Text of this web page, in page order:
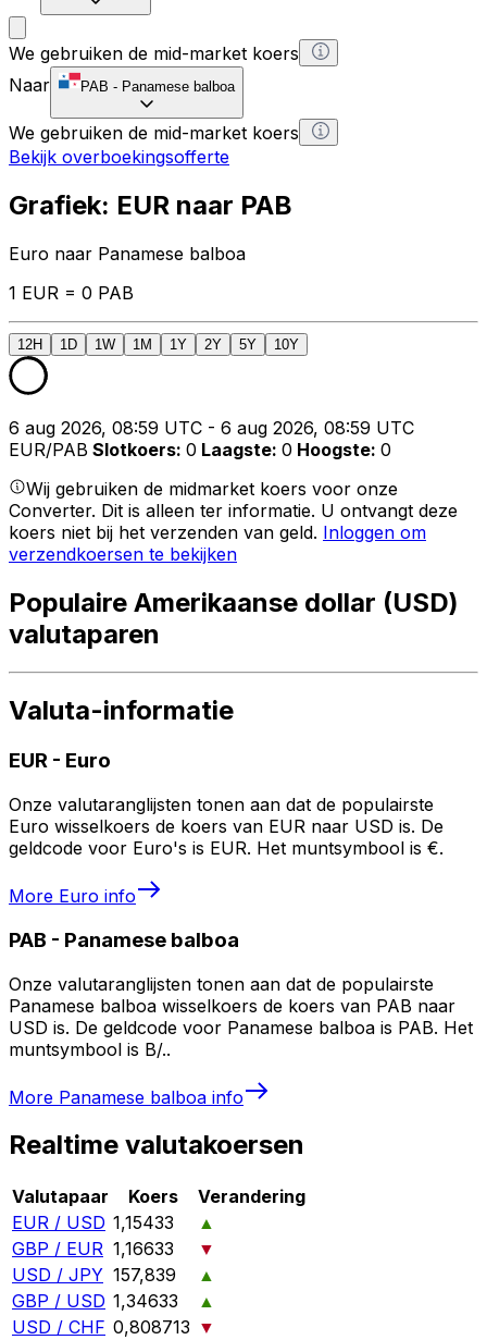
We gebruiken de mid-market koers
Naar
PAB - Panamese balboa
We gebruiken de mid-market koers
Bekijk overboekingsofferte
Grafiek: EUR naar PAB
Euro naar Panamese balboa
1 EUR = 0 PAB
12H 1D 1W 1M 1Y 2Y 5Y 10Y
6 aug 2026, 08:59 UTC - 6 aug 2026, 08:59 UTC
EUR/PAB Slotkoers: 0 Laagste: 0 Hoogste: 0
Wij gebruiken de midmarket koers voor onze
Converter. Dit is alleen ter informatie. U ontvangt deze
koers niet bij het verzenden van geld. Inloggen om
verzendkoersen te bekijken
Populaire Amerikaanse dollar (USD)
valutaparen
Valuta-informatie
EUR - Euro
Onze valutaranglijsten tonen aan dat de populairste
Euro wisselkoers de koers van EUR naar USD is. De
geldcode voor Euro's is EUR. Het muntsymbool is €.
More Euro info
PAB - Panamese balboa
Onze valutaranglijsten tonen aan dat de populairste
Panamese balboa wisselkoers de koers van PAB naar
USD is. De geldcode voor Panamese balboa is PAB. Het
muntsymbool is B/..
More Panamese balboa info
Realtime valutakoersen
Valutapaar Koers
Verandering
EUR / USD 1,15433
▲
GBP / EUR 1,16633
▼
USD / JPY 157,839
▲
GBP / USD 1,34633
▲
USD / CHF 0,808713 ▼